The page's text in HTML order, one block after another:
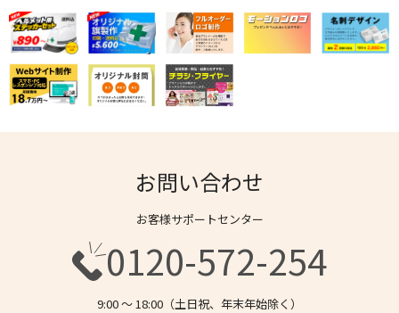
お問い合わせ
お客様サポートセンター
0120-572-254
9:00 〜 18:00（土日祝、年末年始除く）